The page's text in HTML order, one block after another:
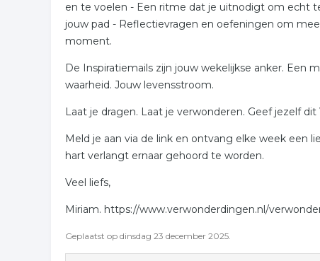
en te voelen - Een ritme dat je uitnodigt om echt
jouw pad - Reflectievragen en oefeningen om
moment.
De Inspiratiemails zijn jouw wekelijkse anker. Een
waarheid. Jouw levensstroom.
Laat je dragen. Laat je verwonderen. Geef jezelf dit
Meld je aan via de link en ontvang elke week een
hart verlangt ernaar gehoord te worden.
Veel liefs,
Miriam. https://www.verwonderdingen.nl/
Geplaatst op dinsdag 23 december 2025.